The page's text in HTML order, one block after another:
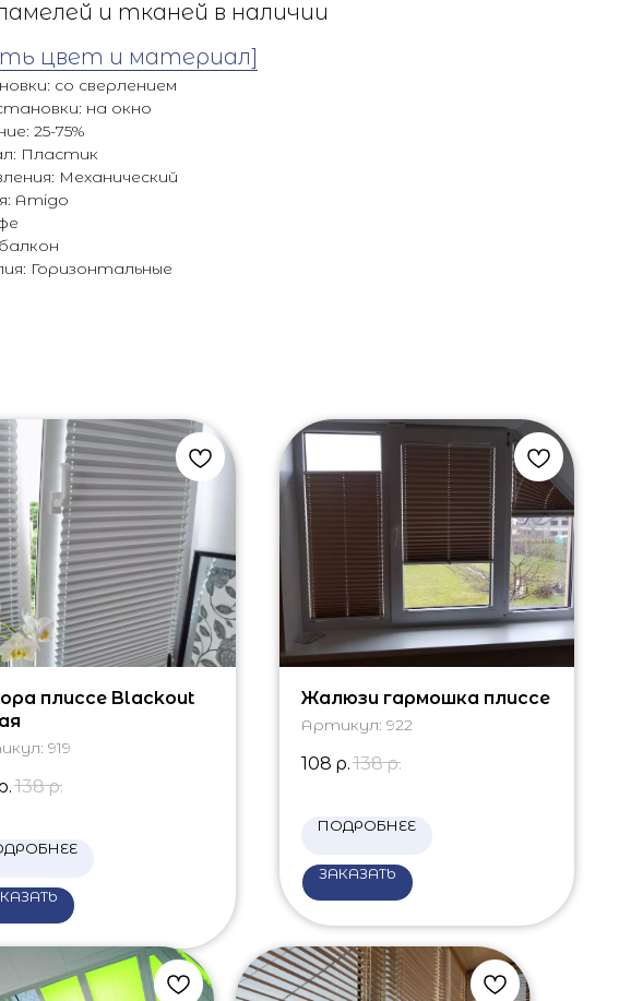
и тканей в наличии
цвет и материал]
со сверлением
на окно
25-75%
Пластик
Механический
Amigo
Горизонтальные
плиссе Blackout
919
138 р.
Жалюзи гармошка плиссе
Артикул: 922
108 р. 138 р.
ПОДРОБНЕЕ
ЗАКАЗАТЬ